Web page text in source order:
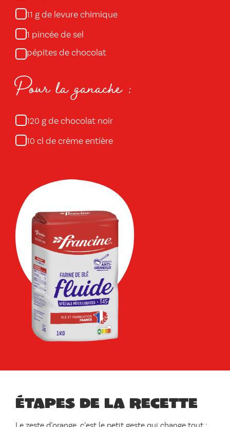
11 g de levure chimique
1 pincée de sel
pépites de chocolat
Pour la ganache :
120 g de chocolat noir
10 cl de crème entière
Étapes de la recette